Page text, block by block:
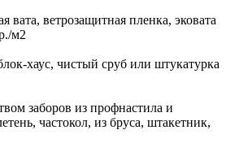
вата, ветрозащитная пленка, эковата
м2
хаус, чистый сруб или штукатурка
заборов из профнастила и
частокол, из бруса, штакетник,